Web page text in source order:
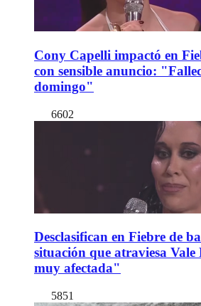
Cony Capelli impactó en
con sensible anuncio:
domingo"
6602
Desclasifican en Fiebre de
situación que atraviesa
muy afectada"
5851